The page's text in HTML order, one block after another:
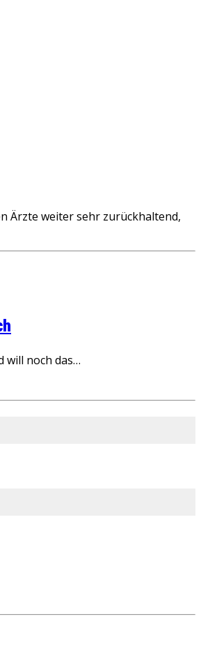
Ärzte weiter sehr zurückhaltend,
will noch das…